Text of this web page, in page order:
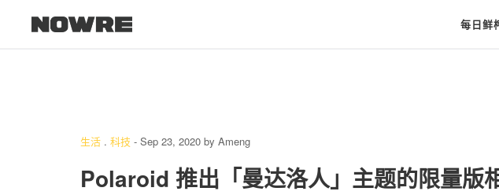
每日鲜
生活 . 科技 - Sep 23, 2020 by Ameng
Polaroid 推出「曼达洛人」主题的限量版